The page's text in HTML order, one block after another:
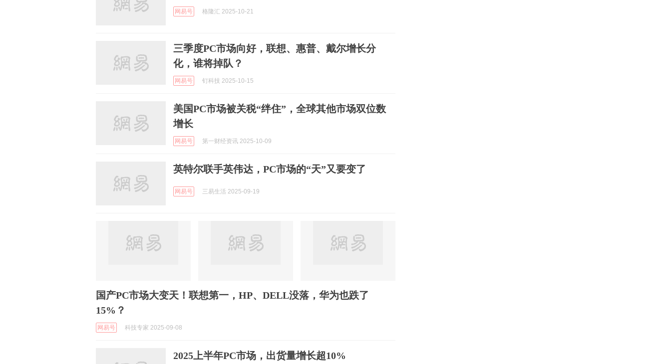
网易号 格隆汇 2025-10-21
三季度PC市场向好，联想、惠普、戴尔增长分
化，谁将掉队？
网易号 钉科技 2025-10-15
美国PC市场被关税“绊住”，全球其他市场双位数
增长
网易号 第一财经资讯 2025-10-09
英特尔联手英伟达，PC市场的“天”又要变了
网易号 三易生活 2025-09-19
国产PC市场大变天！联想第一，HP、DELL没落，华为也跌了
15%？
网易号 科技专家 2025-09-08
2025上半年PC市场，出货量增长超10%